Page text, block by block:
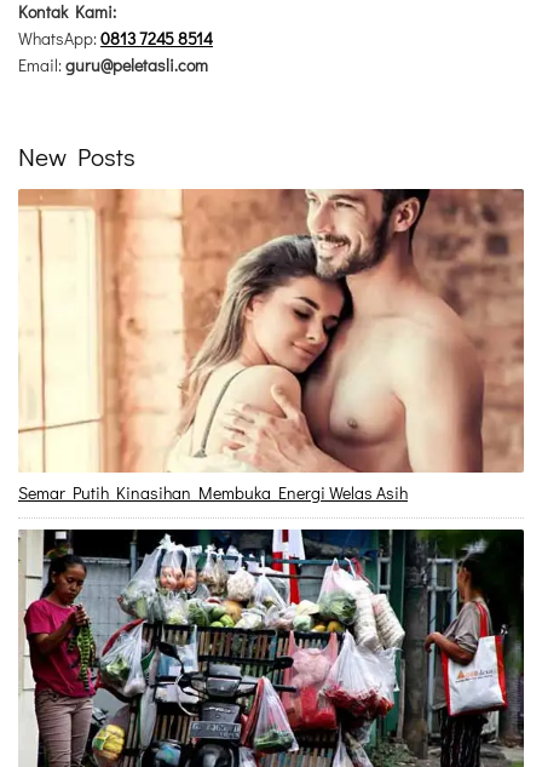
Kontak Kami:
WhatsApp:0813 7245 8514
Email:guru@peletasli.com
New Posts
Semar Putih Kinasihan Membuka Energi Welas Asih